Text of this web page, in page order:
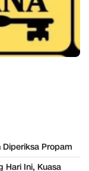
Propam
Hari Ini, Kuasa